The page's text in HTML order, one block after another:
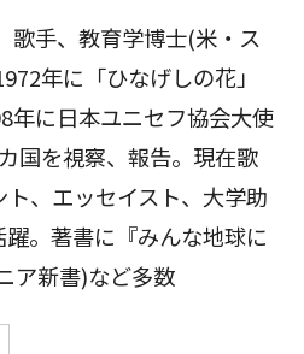
歌手、教育学博士(米・ス
年に「ひなげしの花」
年に日本ユニセフ協会大使
国を視察、報告。現在歌
、エッセイスト、大学助
。著書に『みんな地球に
ア新書)など多数